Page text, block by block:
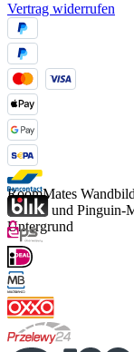
RoomMates
Eisbär- und Pinguin-
Untergrund
Vertrag widerrufen